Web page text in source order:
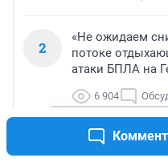
2
«Не ожидаем
потоке
атаки БПЛА на
6 904
3
«Этот склад
работники